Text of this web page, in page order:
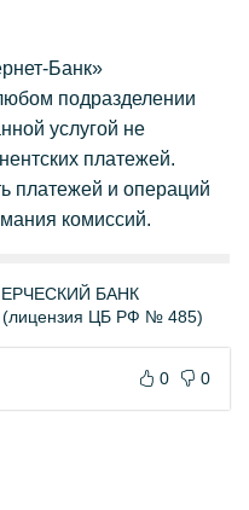
Банк»
подразделении
услугой не
платежей.
платежей и операций
комиссий.
БАНК
ЦБ РФ № 485)
0 0